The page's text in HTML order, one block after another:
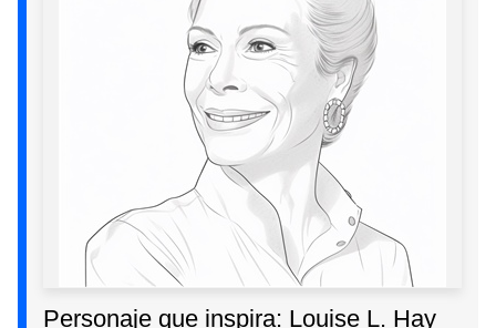
Personaje que inspira: Louise L. Hay